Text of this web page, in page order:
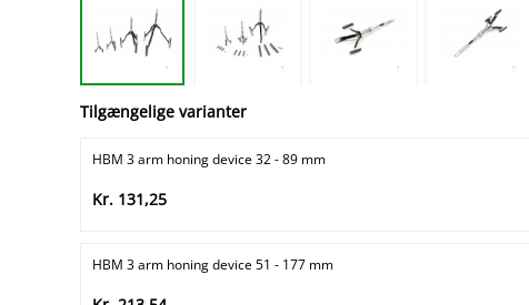
Tilgængelige varianter
HBM 3 arm honing device 32 - 89 mm
Kr. 131,25
HBM 3 arm honing device 51 - 177 mm